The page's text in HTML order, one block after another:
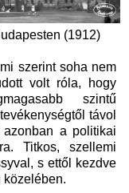
(1912)
szerint soha nem
volt róla, hogy
szintű
távol
azonban a politikai
Titkos, szellemi
s ettől kezdve
közelében.